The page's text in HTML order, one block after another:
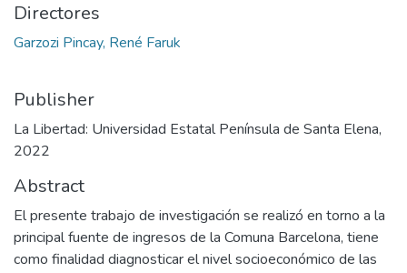
Directores
Garzozi Pincay, René Faruk
Publisher
La Libertad: Universidad Estatal Península de Santa Elena,
2022
Abstract
El presente trabajo de investigación se realizó en torno a la
principal fuente de ingresos de la Comuna Barcelona, tiene
como finalidad diagnosticar el nivel socioeconómico de las